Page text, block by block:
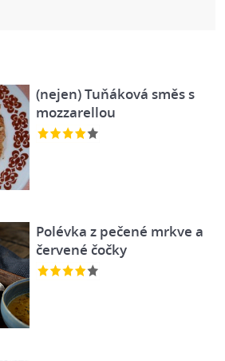
(nejen) Tuňáková směs s
mozzarellou
Polévka z pečené mrkve a
červené čočky